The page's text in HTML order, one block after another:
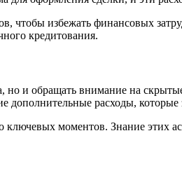
чтобы избежать финансовых
кредитования.
и обращать внимание на
дополнительные расходы,
ключевых моментов. Знание